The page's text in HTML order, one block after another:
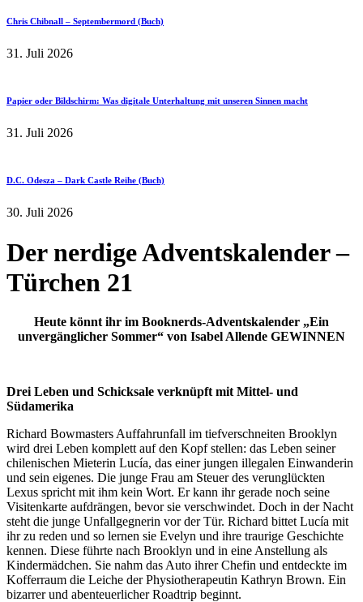
Chris Chibnall – Septembermord (Buch)
31. Juli 2026
Papier oder Bildschirm: Was digitale Unterhaltung mit unseren Sinnen macht
31. Juli 2026
D.C. Odesza – Dark Castle Reihe (Buch)
30. Juli 2026
Der nerdige Adventskalender –
Türchen 21
Heute könnt ihr im Booknerds-Adventskalender „Ein
unvergänglicher Sommer“ von Isabel Allende GEWINNEN
Drei Leben und Schicksale verknüpft mit Mittel- und
Südamerika
Richard Bowmasters Auffahrunfall im tiefverschneiten Brooklyn
wird drei Leben komplett auf den Kopf stellen: das Leben seiner
chilenischen Mieterin Lucía, das einer jungen illegalen Einwanderin
und sein eigenes. Die junge Frau am Steuer des verunglückten
Lexus spricht mit ihm kein Wort. Er kann ihr gerade noch seine
Visitenkarte aufdrängen, bevor sie verschwindet. Doch in der Nacht
steht die junge Unfallgegnerin vor der Tür. Richard bittet Lucía mit
ihr zu reden und so lernen sie Evelyn und ihre traurige Geschichte
kennen. Diese führte nach Brooklyn und in eine Anstellung als
Kindermädchen. Sie nahm das Auto ihrer Chefin und entdeckte im
Kofferraum die Leiche der Physiotherapeutin Kathryn Brown. Ein
bizarrer und abenteuerlicher Roadtrip beginnt.